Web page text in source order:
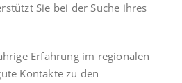
Sie bei der Suche ihres
Erfahrung im regionalen
Kontakte zu den